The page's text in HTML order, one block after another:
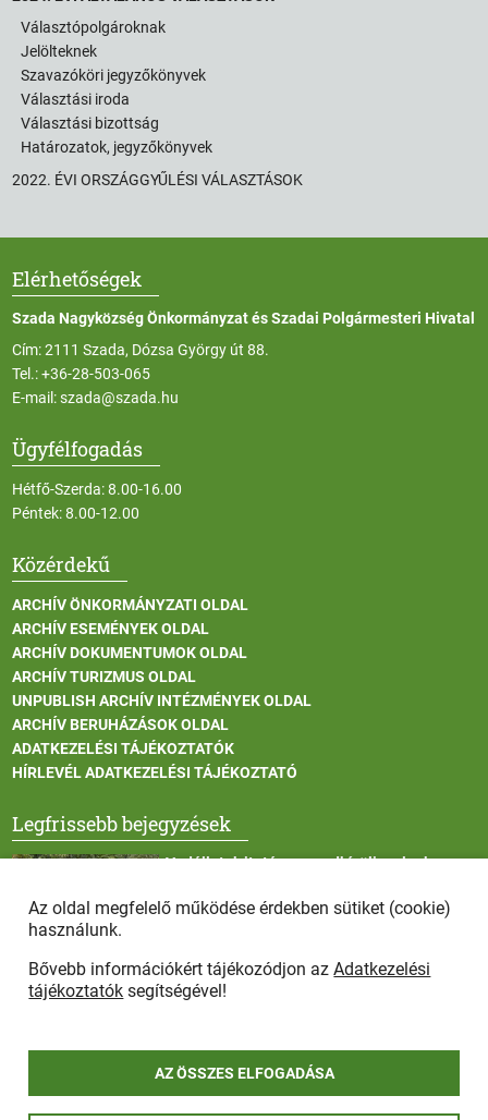
Választópolgároknak
Jelölteknek
Szavazóköri jegyzőkönyvek
Választási iroda
Választási bizottság
Határozatok, jegyzőkönyvek
2022. ÉVI ORSZÁGGYŰLÉSI VÁLASZTÁSOK
Elérhetőségek
Szada Nagyközség Önkormányzat és Szadai Polgármesteri Hivatal
Cím: 2111 Szada, Dózsa György út 88.
Tel.:+36-28-503-065
E-mail:szada@szada.hu
Ügyfélfogadás
Hétfő-Szerda: 8.00-16.00
Péntek: 8.00-12.00
Közérdekű
ARCHÍV ÖNKORMÁNYZATI OLDAL
ARCHÍV ESEMÉNYEK OLDAL
ARCHÍV DOKUMENTUMOK OLDAL
ARCHÍV TURIZMUS OLDAL
UNPUBLISH ARCHÍV INTÉZMÉNYEK OLDAL
ARCHÍV BERUHÁZÁSOK OLDAL
ADATKEZELÉSI TÁJÉKOZTATÓK
HÍRLEVÉL ADATKEZELÉSI TÁJÉKOZTATÓ
Legfrissebb bejegyzések
Vadállatok itatása a rendkívüli melegben
Afrikai sertéspestis - kérések a lakosság felé
Az oldal megfelelő működése érdekben sütiket (cookie)
használunk.
Bővebb információkért tájékozódjon azAdatkezelési
tájékoztatók segítségével!
AZ ÖSSZES ELFOGADÁSA